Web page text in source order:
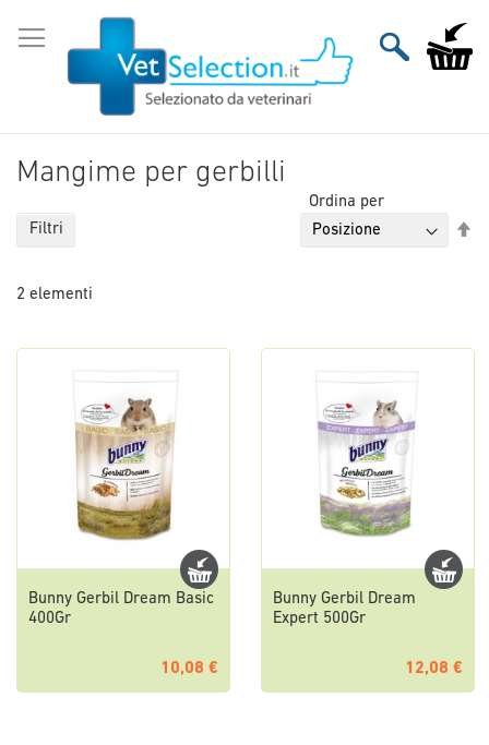
al
contenuto
Carrello
Mangime per gerbilli
2 elementi
Ordina per
Bunny Gerbil Dream Basic
400Gr
10,08 €
Bunny Gerbil Dream
Expert 500Gr
12,08 €
Filtri